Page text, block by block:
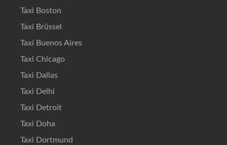
Taxi Boston
Taxi Brüssel
Taxi Buenos Aires
Taxi Chicago
Taxi Dallas
Taxi Delhi
Taxi Detroit
Taxi Doha
Taxi Dortmund